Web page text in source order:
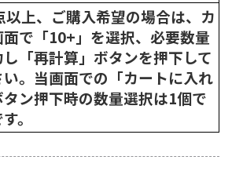
上、ご購入希望の場合は、カ
面で「10+」を選択、必要数量
「再計算」ボタンを押下して
い。当画面での「カートに入れ
ン押下時の数量選択は1個で
。